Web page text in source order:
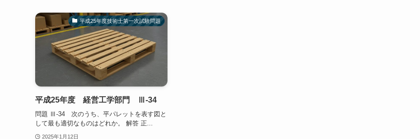
平成25年度技術士第一次試験問題
平成25年度 経営工学部門 Ⅲ-34
問題 Ⅲ-34 次のうち、平パレットを表す図と
して最も適切なものはどれか。 解答 正...
2025年1月12日